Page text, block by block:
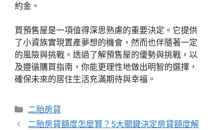
約金。
買預售屋是一項值得深思熟慮的重要決定。它提供
了小資族實現置產夢想的機會，然而也伴隨著一定
的風險與挑戰。透過了解預售屋的優勢與挑戰，以
及遵循購買指南，你能更理性地做出明智的選擇，
確保未來的居住生活充滿期待與幸福。
分
類
二胎房貸
二胎房貸額度怎麼算？5大關鍵決定房貸額度解